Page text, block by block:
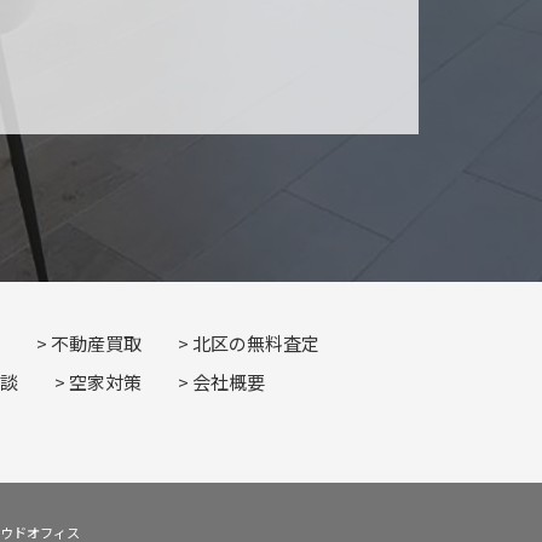
不動産買取
北区の無料査定
空家対策 会社概要
ドオフィス